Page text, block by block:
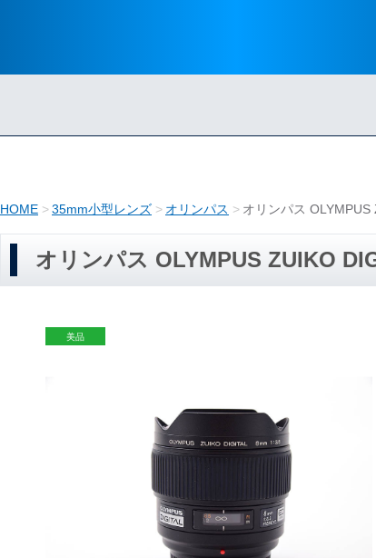
HOME 35mm小型レンズ オリンパス オリンパス
オリンパス OLYMPUS ZUIKO